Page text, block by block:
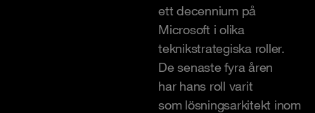
ett decennium på
Microsoft i olika
teknikstrategiska roller.
De senaste fyra åren
har hans roll varit
som lösningsarkitekt inom